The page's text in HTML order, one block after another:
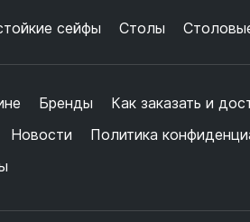
сейфы Столы
Бренды
Как заказать и
Новости
Политика